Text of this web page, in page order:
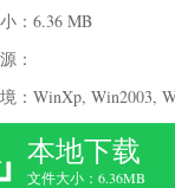
： 6.36 MB
：
：WinXp, Win2003,
本地下载
文件大小：6.36MB